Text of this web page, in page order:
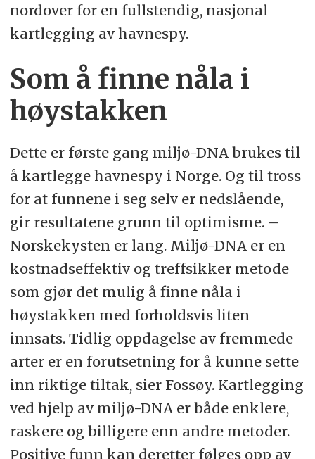
nordover for en fullstendig, nasjonal
kartlegging av havnespy.
Som å finne nåla i
høystakken
Dette er første gang miljø-DNA brukes til
å kartlegge havnespy i Norge. Og til tross
for at funnene i seg selv er nedslående,
gir resultatene grunn til optimisme. –
Norskekysten er lang. Miljø-DNA er en
kostnadseffektiv og treffsikker metode
som gjør det mulig å finne nåla i
høystakken med forholdsvis liten
innsats. Tidlig oppdagelse av fremmede
arter er en forutsetning for å kunne sette
inn riktige tiltak, sier Fossøy. Kartlegging
ved hjelp av miljø-DNA er både enklere,
raskere og billigere enn andre metoder.
Positive funn kan deretter følges opp av